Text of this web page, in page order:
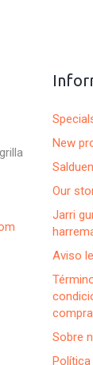
New
Our
Jarri
Aviso
compra
Sobre